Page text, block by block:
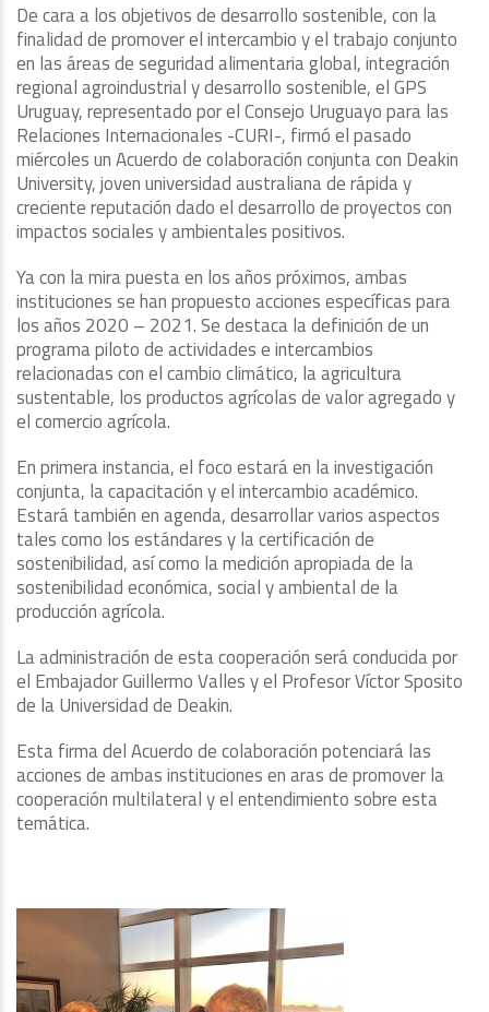
De cara a los objetivos de desarrollo sostenible, con la
finalidad de promover el intercambio y el trabajo conjunto
en las áreas de seguridad alimentaria global, integración
regional agroindustrial y desarrollo sostenible, el GPS
Uruguay, representado por el Consejo Uruguayo para las
Relaciones Internacionales -CURI-, firmó el pasado
miércoles un Acuerdo de colaboración conjunta con Deakin
University, joven universidad australiana de rápida y
creciente reputación dado el desarrollo de proyectos con
impactos sociales y ambientales positivos.
Ya con la mira puesta en los años próximos, ambas
instituciones se han propuesto acciones específicas para
los años 2020 – 2021. Se destaca la definición de un
programa piloto de actividades e intercambios
relacionadas con el cambio climático, la agricultura
sustentable, los productos agrícolas de valor agregado y
el comercio agrícola.
En primera instancia, el foco estará en la investigación
conjunta, la capacitación y el intercambio académico.
Estará también en agenda, desarrollar varios aspectos
tales como los estándares y la certificación de
sostenibilidad, así como la medición apropiada de la
sostenibilidad económica, social y ambiental de la
producción agrícola.
La administración de esta cooperación será conducida por
el Embajador Guillermo Valles y el Profesor Víctor Sposito
de la Universidad de Deakin.
Esta firma del Acuerdo de colaboración potenciará las
acciones de ambas instituciones en aras de promover la
cooperación multilateral y el entendimiento sobre esta
temática.